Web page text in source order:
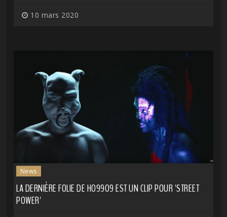
10 mars 2020
News
LA DERNIÈRE FOLIE DE HO99O9 EST UN CLIP POUR 'STREET
POWER'